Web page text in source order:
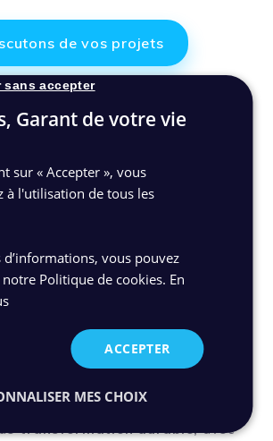
de vos projets
sécurisée,
inscrite dans la durée
quotidiennement pour la
électroniques, notamment
PPN, et s’appuie sur plusieurs
pour la gestion des fonds
nécessité une
étatique,confirmant la
solution et sa capacité à répondre
systèmes sensibles.
en œuvre, AXONE s’inscrit dans
transformation durable,avec
Garant de votre vie
sur « Accepter », vous
à l'utilisation de tous les
d’informations, vous pouvez
Politique de cookies. En
ACCEPTER
accepter
MES CHOIX